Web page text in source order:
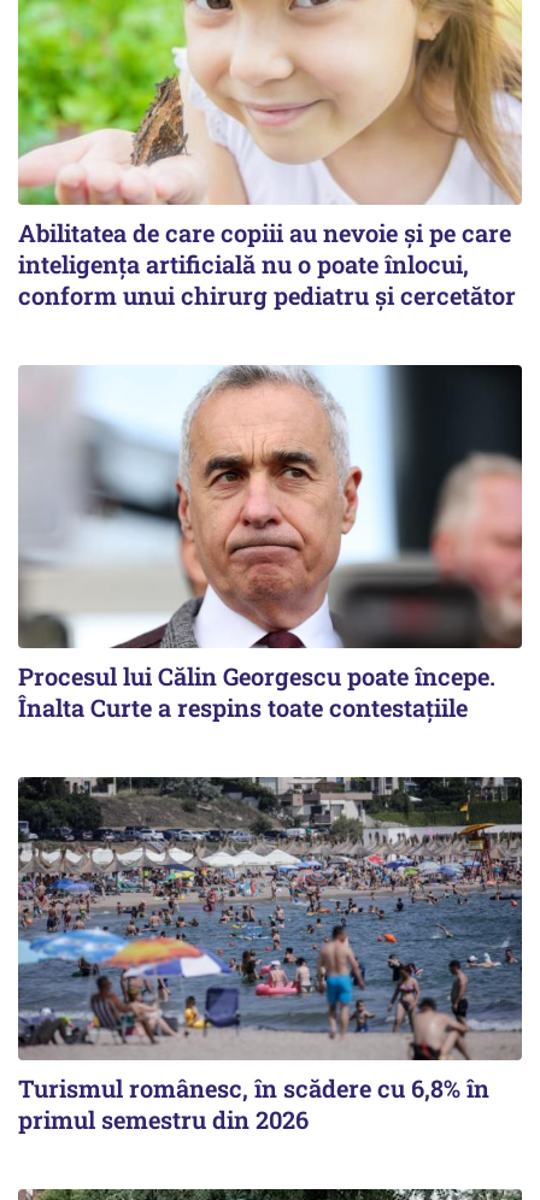
Abilitatea de care copiii au nevoie și pe care
inteligența artificială nu o poate înlocui,
conform unui chirurg pediatru și cercetător
Procesul lui Călin Georgescu poate începe.
Înalta Curte a respins toate contestațiile
Turismul românesc, în scădere cu 6,8% în
primul semestru din 2026